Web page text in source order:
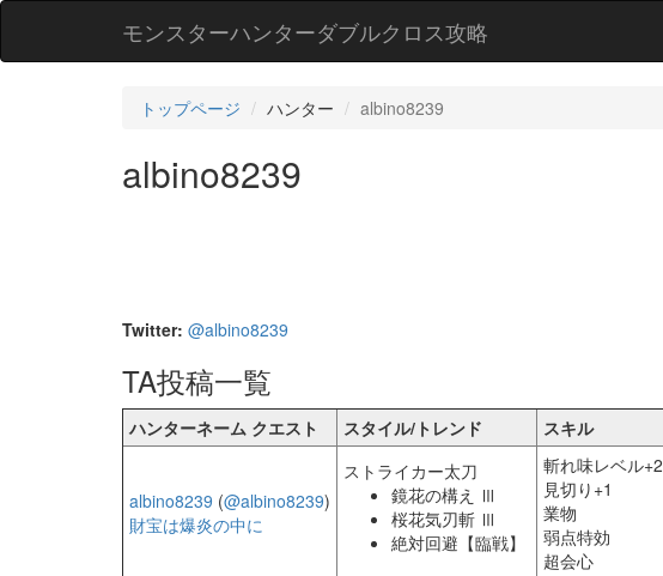
モンスターハンターダブルクロス攻略
トップページ ハンター albino8239
albino8239
Twitter: @albino8239
TA投稿一覧
ハンターネーム クエスト スタイル/トレンド スキル
albino8239 (@albino8239)
財宝は爆炎の中に
ストライカー太刀
鏡花の構え Ⅲ
桜花気刃斬 Ⅲ
絶対回避【臨戦】
斬れ味レベル+2
見切り+1
業物
弱点特効
超会心